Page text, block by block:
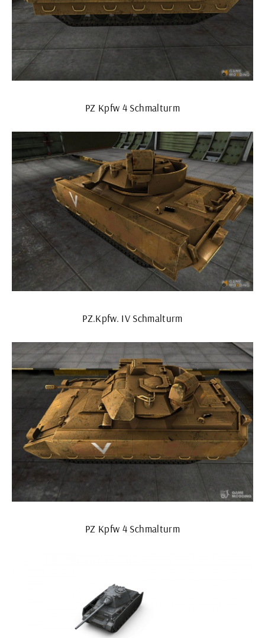
PZ Kpfw 4 Schmalturm
PZ.Kpfw. IV Schmalturm
PZ Kpfw 4 Schmalturm